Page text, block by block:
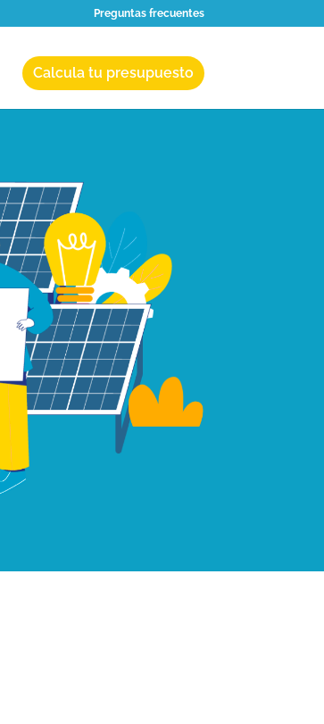
Preguntas frecuentes
Calcula tu presupuesto